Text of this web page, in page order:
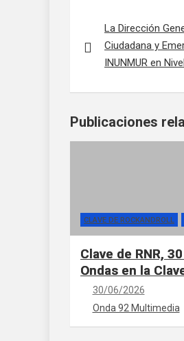
La Dirección
Ciudadana y
INUNMUR en
Publicaciones
CLAVE DE ROCKANDROLL
Clave de RNR,
Ondas en la
30/06/2026
Onda 92 Multimedia